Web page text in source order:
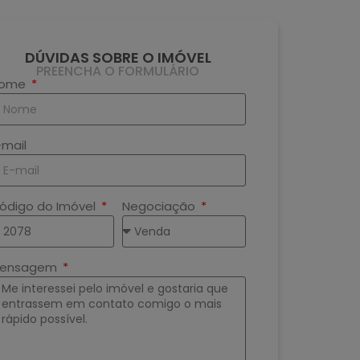
DÚVIDAS SOBRE O IMÓVEL
PREENCHA O FORMULÁRIO
do Imóvel Negociação